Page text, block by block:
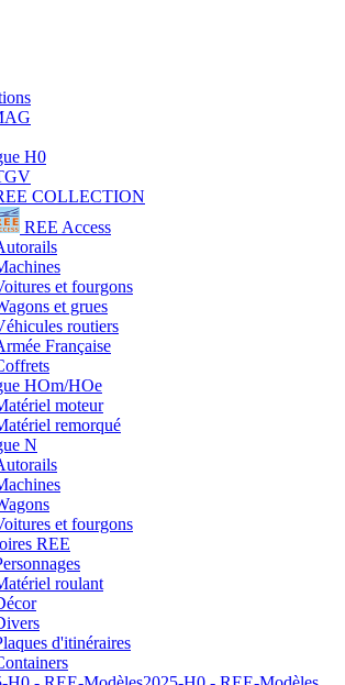
H0
COLLECTION
REE Access
et fourgons
et grues
routiers
Française
HOm/HOe
moteur
remorqué
N
et fourgons
REE
roulant
d'itinéraires